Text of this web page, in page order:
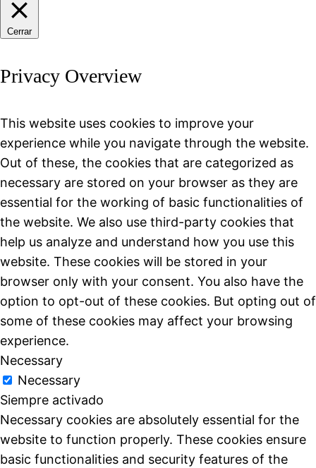
Cerrar
Privacy Overview
This website uses cookies to improve your
experience while you navigate through the website.
Out of these, the cookies that are categorized as
necessary are stored on your browser as they are
essential for the working of basic functionalities of
the website. We also use third-party cookies that
help us analyze and understand how you use this
website. These cookies will be stored in your
browser only with your consent. You also have the
option to opt-out of these cookies. But opting out of
some of these cookies may affect your browsing
experience.
Necessary
Necessary
Siempre activado
Necessary cookies are absolutely essential for the
website to function properly. These cookies ensure
basic functionalities and security features of the